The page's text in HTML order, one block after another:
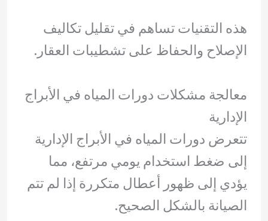
هذه التقنيات تساهم في تقليل تكاليف
الإصلاح والحفاظ على تشطيبات العقار.
معالجة مشكلات دورات المياه في الأبراج
الإدارية
تتعرض دورات المياه في الأبراج الإدارية
إلى ضغط استخدام يومي مرتفع، مما
يؤدي إلى ظهور أعطال متكررة إذا لم تتم
الصيانة بالشكل الصحيح.